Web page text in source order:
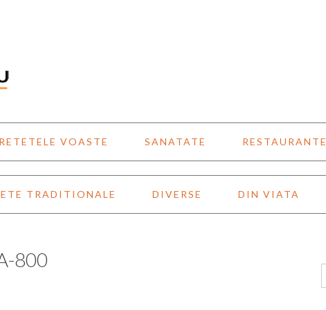
RETETELE VOASTE SANATATE RESTAURANTE
TRADITIONALE DIVERSE DIN VIATA
800